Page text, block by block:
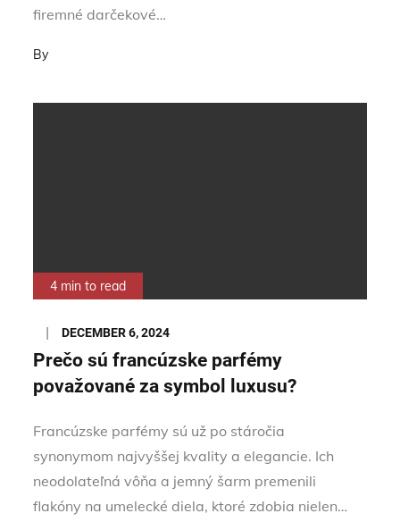
firemné darčekové…
By
4 min to read
Posted
on
DECEMBER 6, 2024
Prečo sú francúzske parfémy
považované za symbol luxusu?
Francúzske parfémy sú už po stáročia
synonymom najvyššej kvality a elegancie. Ich
neodolateľná vôňa a jemný šarm premenili
flakóny na umelecké diela, ktoré zdobia nielen…